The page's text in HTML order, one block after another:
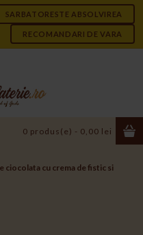
SARBATORESTE ABSOLVIREA
RECOMANDARI DE VARA
0 produs(e) - 0,00 lei
ciocolata cu crema de fistic si